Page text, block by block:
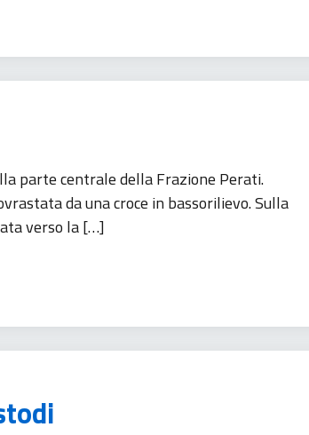
parte centrale della Frazione Perati.
da una croce in bassorilievo. Sulla
verso la […]